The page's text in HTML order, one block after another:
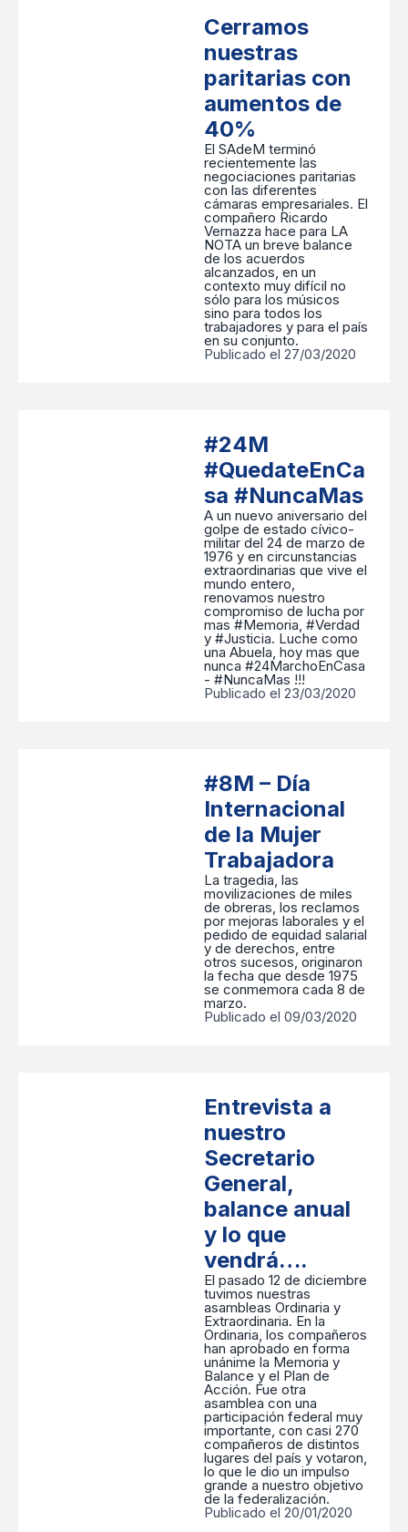
Cerramos
nuestras
paritarias con
aumentos de
40%
El SAdeM terminó
recientemente las
negociaciones paritarias
con las diferentes
cámaras empresariales. El
compañero Ricardo
Vernazza hace para LA
NOTA un breve balance
de los acuerdos
alcanzados, en un
contexto muy difícil no
sólo para los músicos
sino para todos los
trabajadores y para el país
en su conjunto.
Publicado el 27/03/2020
#24M
#QuedateEnCa
sa #NuncaMas
A un nuevo aniversario del
golpe de estado cívico-
militar del 24 de marzo de
1976 y en circunstancias
extraordinarias que vive el
mundo entero,
renovamos nuestro
compromiso de lucha por
mas #Memoria, #Verdad
y #Justicia. Luche como
una Abuela, hoy mas que
nunca #24MarchoEnCasa
- #NuncaMas !!!
Publicado el 23/03/2020
#8M – Día
Internacional
de la Mujer
Trabajadora
La tragedia, las
movilizaciones de miles
de obreras, los reclamos
por mejoras laborales y el
pedido de equidad salarial
y de derechos, entre
otros sucesos, originaron
la fecha que desde 1975
se conmemora cada 8 de
marzo.
Publicado el 09/03/2020
Entrevista a
nuestro
Secretario
General,
balance anual
y lo que
vendrá….
El pasado 12 de diciembre
tuvimos nuestras
asambleas Ordinaria y
Extraordinaria. En la
Ordinaria, los compañeros
han aprobado en forma
unánime la Memoria y
Balance y el Plan de
Acción. Fue otra
asamblea con una
participación federal muy
importante, con casi 270
compañeros de distintos
lugares del país y votaron,
lo que le dio un impulso
grande a nuestro objetivo
de la federalización.
Publicado el 20/01/2020